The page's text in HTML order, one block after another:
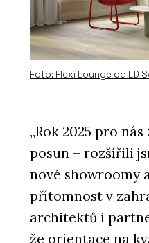
Foto: Flexi Lounge od LD
„Rok 2025 pro
posun – rozšířili
nové showroomy
přítomnost v
architektů i
že orientace na